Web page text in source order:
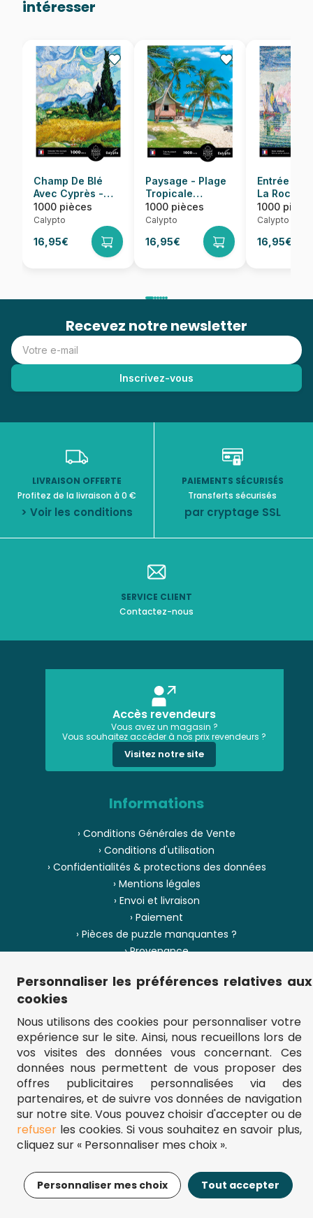
intéresser
Champ De Blé
Avec Cyprès -
Vincent Van Gogh
1000 pièces
Calypto
16,95€
Paysage - Plage
Tropicale
Palawan -
Philippines
1000 pièces
Calypto
16,95€
Entrée Du
La
Paul
1000
Calypto
16,95€
16,95€ Ajouter au panier
Recevez notre newsletter
LIVRAISON OFFERTE
Profitez de la livraison à 0 €
> Voir les conditions
PAIEMENTS SÉCURISÉS
Transferts sécurisés
par cryptage SSL
SERVICE CLIENT
Contactez-nous
Accès revendeurs
Vous avez un magasin ?
Vous souhaitez accéder à nos prix revendeurs ?
Visitez notre site
Informations
› Conditions Générales de Vente
› Conditions d'utilisation
› Confidentialités & protections des données
› Mentions légales
› Envoi et livraison
› Paiement
› Pièces de puzzle manquantes ?
› Provenance
› Plan du site
** Frais d'envoi = 6,95 € (France) / gratuit à partir de 45 €.
fou-de-puzzle.com : le site référence pour acheter des puzzles de
qualité à bon prix.
© Fou-de-puzzle.com 2011 - 2026
Personnaliser les préférences relatives aux
cookies
Nous utilisons des cookies pour personnaliser votre
expérience sur le site. Ainsi, nous recueillons lors de
vos visites des données vous concernant. Ces
données nous permettent de vous proposer des
offres publicitaires personnalisées via des
partenaires, et de suivre vos données de navigation
sur notre site. Vous pouvez choisir d'accepter ou de
refuserles cookies. Si vous souhaitez en savoir plus,
cliquez sur « Personnaliser mes choix ».
Personnaliser mes choix Tout accepter